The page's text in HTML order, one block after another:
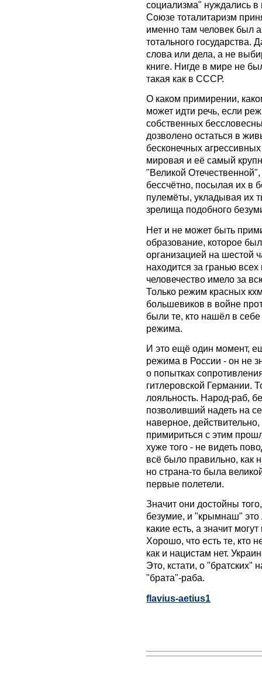
социализма" нуждались
Союзе тоталитаризм
именно там человек был
тотального государства.
слова или дела, а не
книге. Нигде в мире не
такая как в СССР.
О каком примирении,
может идти речь, если
собственных
дозволено остаться в
бесконечных
мировая и её самый
"Великой
бессчётно, посылая их в
пулемёты, укладывая их
зрелища подобного
Нет и не может быть
образование, которое
организацией на шестой
находится за гранью
человечество имело за
Только режим красных
большевиков в войне
были те, кто нашёл в
режима.
И это ещё один момент,
режима в России - он не
о попытках
гитлеровской Германии.
лояльность. Народ-раб,
позволивший надеть на
наверное,
примириться с этим
хуже того - не видеть
всё было правильно, как
но страна-то была
первые полетели.
Значит они достойны
безумие, и "крымнаш"
какие есть, а значит
Хорошо, что есть те, кто
как и нацистам нет.
Это, кстати, о "братских"
"брата"-раба.
flavius-aetius1